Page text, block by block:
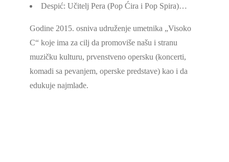
Despić: Učitelj Pera (Pop Ćira i Pop Spira)…
Godine 2015. osniva udruženje umetnika „Visoko
C“ koje ima za cilj da promoviše našu i stranu
muzičku kulturu, prvenstveno opersku (koncerti,
komadi sa pevanjem, operske predstave) kao i da
edukuje najmlađe.